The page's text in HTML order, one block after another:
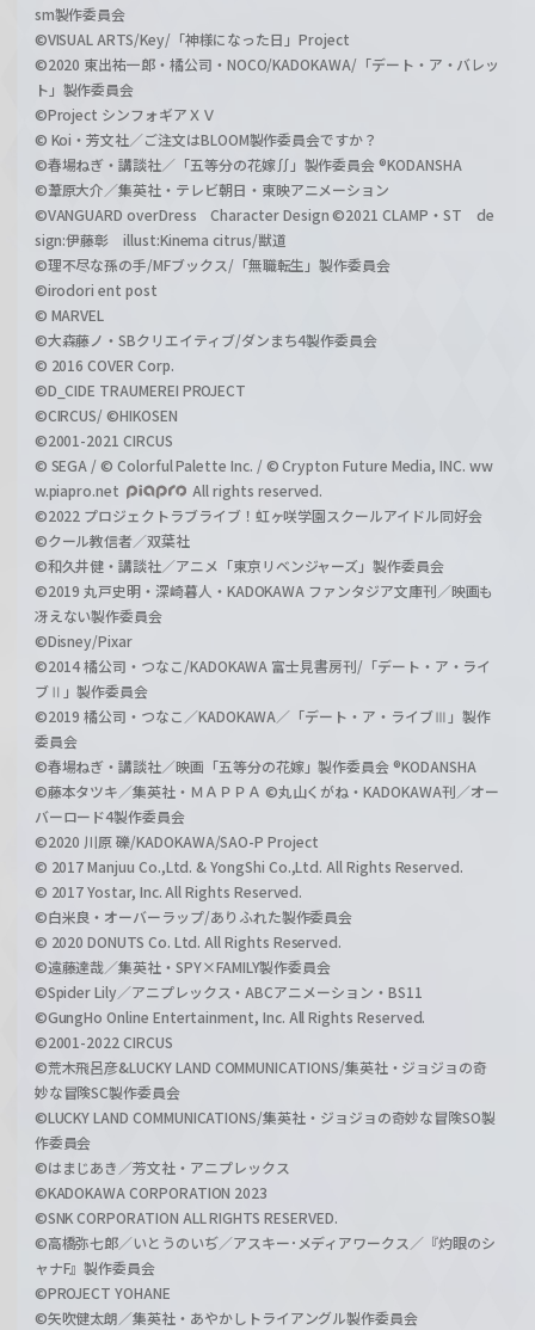
sm製作委員会
©VISUAL ARTS/Key/「神様になった日」Project
©2020 東出祐一郎・橘公司・NOCO/KADOKAWA/「デート・ア・バレッ
ト」製作委員会
©Project シンフォギアＸＶ
© Koi・芳文社／ご注文はBLOOM製作委員会ですか？
©春場ねぎ・講談社／「五等分の花嫁∬」製作委員会 ®KODANSHA
©葦原大介／集英社・テレビ朝日・東映アニメーション
©VANGUARD overDress Character Design ©2021 CLAMP・ST de
sign:伊藤彰 illust:Kinema citrus/獣道
©理不尽な孫の手/MFブックス/「無職転生」製作委員会
©irodori ent post
© MARVEL
©大森藤ノ・SBクリエイティブ/ダンまち4製作委員会
© 2016 COVER Corp.
©D_CIDE TRAUMEREI PROJECT
©CIRCUS/ ©HIKOSEN
©2001-2021 CIRCUS
© SEGA / © Colorful Palette Inc. / © Crypton Future Media, INC. ww
w.piapro.net
All rights reserved.
©2022 プロジェクトラブライブ！虹ヶ咲学園スクールアイドル同好会
©クール教信者／双葉社
©和久井健・講談社／アニメ「東京リベンジャーズ」製作委員会
©2019 丸戸史明・深崎暮人・KADOKAWA ファンタジア文庫刊／映画も
冴えない製作委員会
©Disney/Pixar
©2014 橘公司・つなこ/KADOKAWA 富士見書房刊/「デート・ア・ライ
ブⅡ」製作委員会
©2019 橘公司・つなこ／KADOKAWA／「デート・ア・ライブⅢ」製作
委員会
©春場ねぎ・講談社／映画「五等分の花嫁」製作委員会 ®KODANSHA
©藤本タツキ／集英社・ＭＡＰＰＡ ©丸山くがね・KADOKAWA刊／オー
バーロード4製作委員会
©2020 川原 礫/KADOKAWA/SAO-P Project
© 2017 Manjuu Co.,Ltd. & YongShi Co.,Ltd. All Rights Reserved.
© 2017 Yostar, Inc. All Rights Reserved.
©白米良・オーバーラップ/ありふれた製作委員会
© 2020 DONUTS Co. Ltd. All Rights Reserved.
©遠藤達哉／集英社・SPY×FAMILY製作委員会
©Spider Lily／アニプレックス・ABCアニメーション・BS11
©GungHo Online Entertainment, Inc. All Rights Reserved.
©2001-2022 CIRCUS
©荒木飛呂彦&LUCKY LAND COMMUNICATIONS/集英社・ジョジョの奇
妙な冒険SC製作委員会
©LUCKY LAND COMMUNICATIONS/集英社・ジョジョの奇妙な冒険SO製
作委員会
©はまじあき／芳文社・アニプレックス
©KADOKAWA CORPORATION 2023
©SNK CORPORATION ALL RIGHTS RESERVED.
©高橋弥七郎／いとうのいぢ／アスキー･メディアワークス／『灼眼のシ
ャナF』製作委員会
©PROJECT YOHANE
©矢吹健太朗／集英社・あやかしトライアングル製作委員会